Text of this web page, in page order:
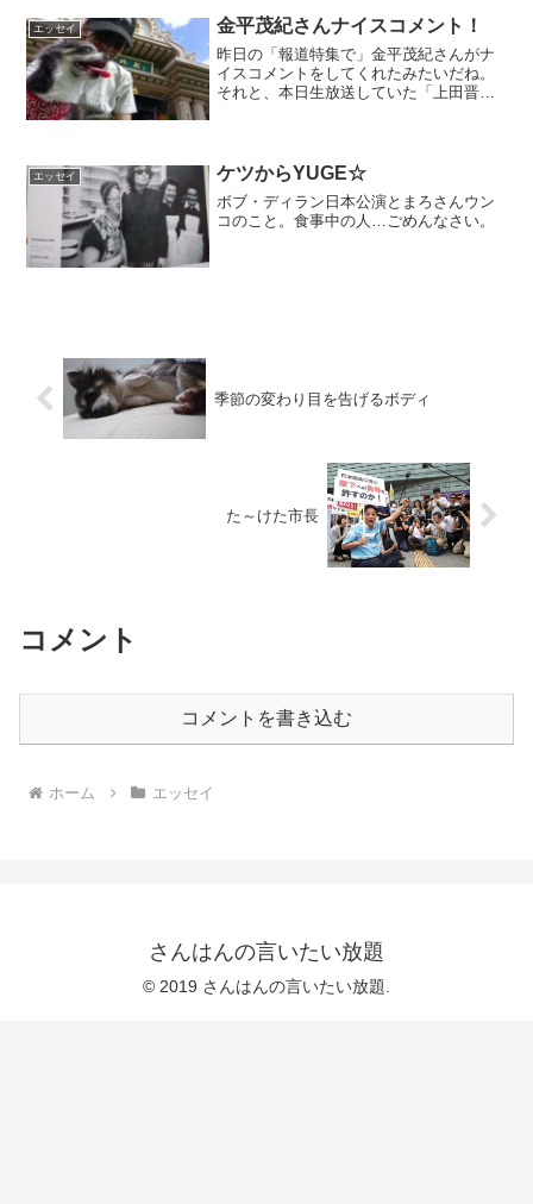
のUターンを主に見てい...
エッセイ 金平茂紀さんナイスコメント！
昨日の「報道特集で」金平茂紀さんがナ
イスコメントをしてくれたみたいだね。
それと、本日生放送していた「上田晋也
エッセイ ケツからYUGE☆
ボブ・ディラン日本公演とまろさんウン
コのこと。食事中の人…ごめんなさい。
季節の変わり目を告げるボディ
た～けた市長
コメント
コメントを書き込む
ホーム エッセイ
さんはんの言いたい放題
© 2019 さんはんの言いたい放題.